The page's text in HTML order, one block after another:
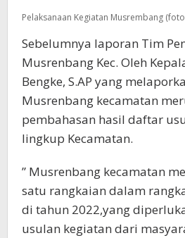
Pelaksanaan Kegiatan Musrembang
Sebelumnya laporan Tim
Musrenbang Kec. Oleh
Bengke, S.AP yang
Musrenbang kecamatan
pembahasan hasil daftar
lingkup Kecamatan.
” Musrenbang kecamatan
satu rangkaian dalam
di tahun 2022,yang
usulan kegiatan dari